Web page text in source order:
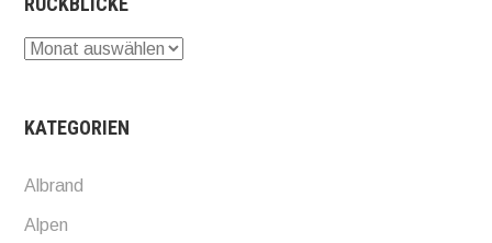
Rückblicke
KATEGORIEN
Albrand
Alpen